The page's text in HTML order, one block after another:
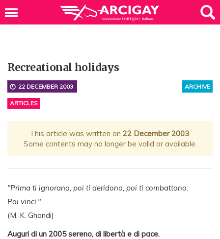
Recreational holidays
ARCHIVE
22 DECEMBER 2003
ARTICLES
This article was written on 22 December 2003.
Some contents may no longer be valid or available.
"Prima ti ignorano, poi ti deridono, poi ti combattono.
Poi vinci."
(M. K. Ghandi)
Auguri di un 2005 sereno, di libertà e di pace.